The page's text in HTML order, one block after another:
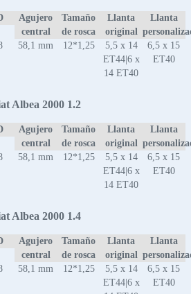
Agujero
central
Tamaño
de rosca
Llanta
original
Llanta
58,1 mm 12*1,25
5,5 x 14
ET44|6 x
14 ET40
6,5 x 15
ET40
Albea 2000 1.2
Agujero
central
Tamaño
de rosca
Llanta
original
Llanta
58,1 mm 12*1,25
5,5 x 14
ET44|6 x
14 ET40
6,5 x 15
ET40
Albea 2000 1.4
Agujero
central
Tamaño
de rosca
Llanta
original
Llanta
58,1 mm 12*1,25
5,5 x 14
ET44|6 x
6,5 x 15
ET40